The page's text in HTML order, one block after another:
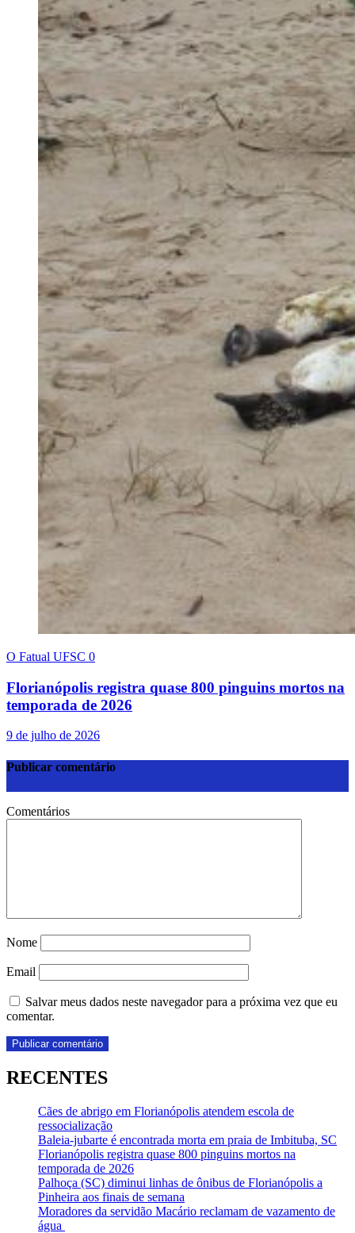
O Fatual UFSC 0
Florianópolis registra quase 800 pinguins mortos na
temporada de 2026
9 de julho de 2026
Publicar comentário
Comentários
Nome
Email
Salvar meus dados neste navegador para a próxima vez que eu
comentar.
RECENTES
Cães de abrigo em Florianópolis atendem escola de
ressocialização
Baleia-jubarte é encontrada morta em praia de Imbituba, SC
Florianópolis registra quase 800 pinguins mortos na
temporada de 2026
Palhoça (SC) diminui linhas de ônibus de Florianópolis a
Pinheira aos finais de semana
Moradores da servidão Macário reclamam de vazamento de
água